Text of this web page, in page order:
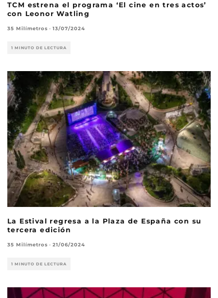
TCM estrena el programa ‘El cine en tres actos’
con Leonor Watling
35 Milímetros · 13/07/2024
1 MINUTO DE LECTURA
La Estival regresa a la Plaza de España con su
tercera edición
35 Milímetros · 21/06/2024
1 MINUTO DE LECTURA